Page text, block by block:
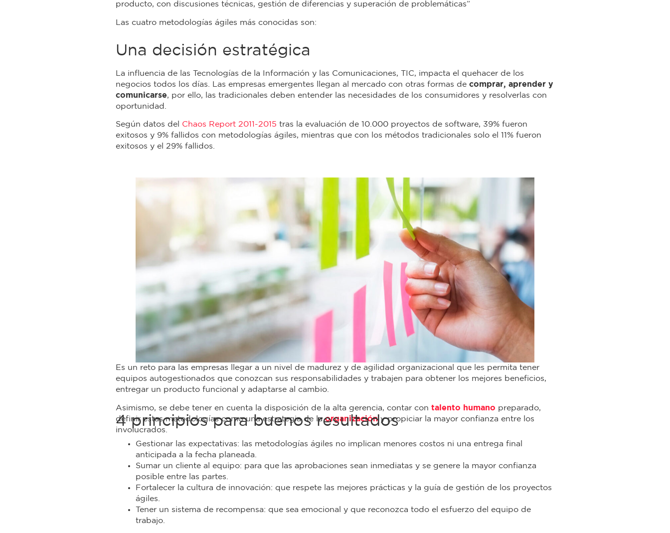
producto, con discusiones técnicas, gestión de diferencias y superación de problemáticas”
Las cuatro metodologías ágiles más conocidas son:
Una decisión estratégica
La influencia de las Tecnologías de la Información y las Comunicaciones, TIC, impacta el quehacer de los
negocios todos los días. Las empresas emergentes llegan al mercado con otras formas de comprar, aprender y
comunicarse, por ello, las tradicionales deben entender las necesidades de los consumidores y resolverlas con
oportunidad.
Según datos del Chaos Report 2011-2015 tras la evaluación de 10.000 proyectos de software, 39% fueron
exitosos y 9% fallidos con metodologías ágiles, mientras que con los métodos tradicionales solo el 11% fueron
exitosos y el 29% fallidos.
Es un reto para las empresas llegar a un nivel de madurez y de agilidad organizacional que les permita tener
equipos autogestionados que conozcan sus responsabilidades y trabajen para obtener los mejores beneficios,
entregar un producto funcional y adaptarse al cambio.
Asimismo, se debe tener en cuenta la disposición de la alta gerencia, contar con talento humano preparado,
definir estas metodologías como una estrategia de laorganización y propiciar la mayor confianza entre los
involucrados.
4 principios para buenos resultados
Gestionar las expectativas: las metodologías ágiles no implican menores costos ni una entrega final
anticipada a la fecha planeada.
Sumar un cliente al equipo: para que las aprobaciones sean inmediatas y se genere la mayor confianza
posible entre las partes.
Fortalecer la cultura de innovación: que respete las mejores prácticas y la guía de gestión de los proyectos
ágiles.
Tener un sistema de recompensa: que sea emocional y que reconozca todo el esfuerzo del equipo de
trabajo.